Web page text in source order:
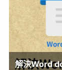
解決Word